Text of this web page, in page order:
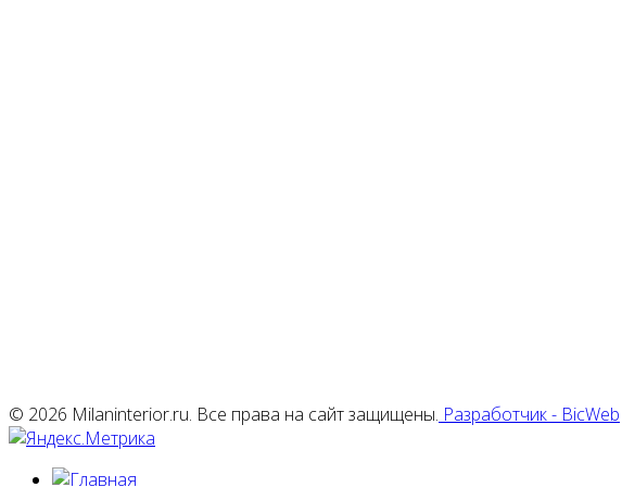
© 2026 Milaninterior.ru. Все права на сайт защищены. Разработчик - BicWeb